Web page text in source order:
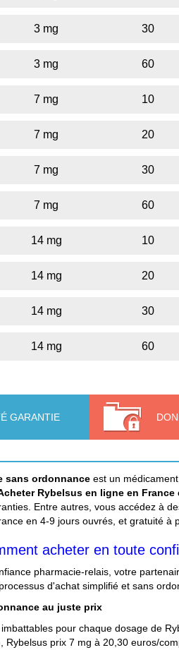
3 mg 30
3 mg 60
7 mg 10
7 mg 20
7 mg 30
7 mg 60
14 mg 10
14 mg 20
14 mg 30
14 mg 60
GARANTIE
sans ordonnance est un
Rybelsus en ligne en
Entre autres, vous accédez à
en 4-9 jours ouvrés, et gratuité à
acheter en toute
pharmacie-relais, votre
d'achat simplifié et sans
au juste prix
pour chaque dosage de
Rybelsus prix 7 mg à 20,30 euros/